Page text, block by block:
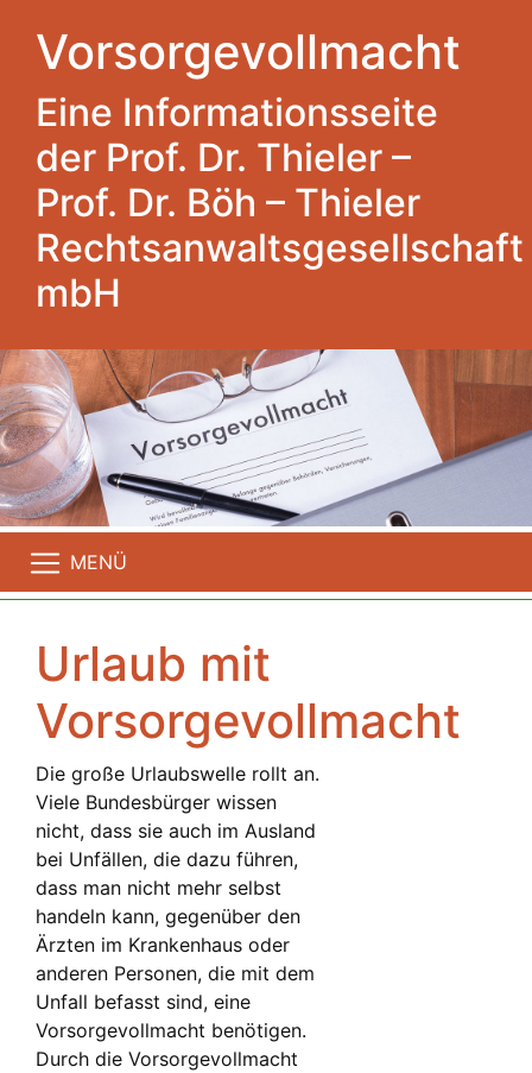
Vorsorgevollmacht
Eine Informationsseite
der Prof. Dr. Thieler –
Prof. Dr. Böh – Thieler
Rechtsanwaltsgesellschaft
mbH
MENÜ
Urlaub mit
Vorsorgevollmacht
Die große Urlaubswelle rollt an.
Viele Bundesbürger wissen
nicht, dass sie auch im Ausland
bei Unfällen, die dazu führen,
dass man nicht mehr selbst
handeln kann, gegenüber den
Ärzten im Krankenhaus oder
anderen Personen, die mit dem
Unfall befasst sind, eine
Vorsorgevollmacht benötigen.
Durch die Vorsorgevollmacht